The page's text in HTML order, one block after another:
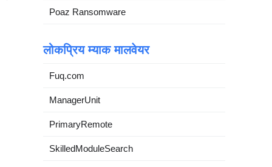
Poaz Ransomware
लोकप्रिय म्याक मालवेयर
Fuq.com
ManagerUnit
PrimaryRemote
SkilledModuleSearch